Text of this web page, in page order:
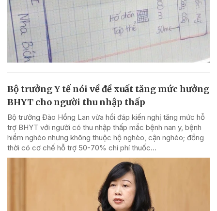
Bộ trưởng Y tế nói về đề xuất tăng mức hưởng
BHYT cho người thu nhập thấp
Bộ trưởng Đào Hồng Lan vừa hồi đáp kiến nghị tăng mức hỗ
trợ BHYT với người có thu nhập thấp mắc bệnh nan y, bệnh
hiểm nghèo nhưng không thuộc hộ nghèo, cận nghèo; đồng
thời có cơ chế hỗ trợ 50-70% chi phí thuốc...